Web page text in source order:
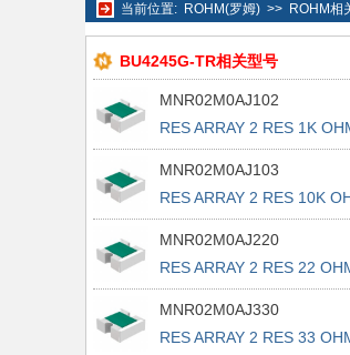
当前位置: ROHM(罗姆) >> ROHM相
BU4245G-TR相关型号
MNR02M0AJ102
RES ARRAY 2 RES 1K
MNR02M0AJ103
RES ARRAY 2 RES 10K
MNR02M0AJ220
RES ARRAY 2 RES 22
MNR02M0AJ330
RES ARRAY 2 RES 33